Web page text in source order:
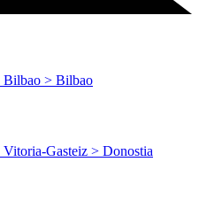
Bilbao > Bilbao
Vitoria-Gasteiz > Donostia